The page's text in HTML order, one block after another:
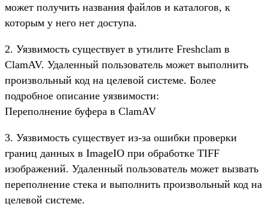
может получить названия файлов и каталогов, к
которым у него нет доступа.
2. Уязвимость существует в утилите Freshclam в
ClamAV. Удаленный пользователь может выполнить
произвольный код на целевой системе. Более
подробное описание уязвимости:
Переполнение буфера в ClamAV
3. Уязвимость существует из-за ошибки проверки
границ данных в ImageIO при обработке TIFF
изображений. Удаленный пользователь может вызвать
переполнение стека и выполнить произвольный код на
целевой системе.